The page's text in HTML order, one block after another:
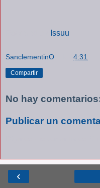
Issuu
SanclementinO 4:31
Compartir
No hay
Publicar un
‹